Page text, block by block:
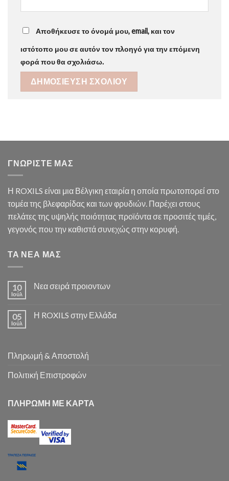
Αποθήκευσε το όνομά μου, email, και τον
ιστότοπο μου σε αυτόν τον πλοηγό για την επόμενη
φορά που θα σχολιάσω.
ΓΝΩΡΙΣΤΕ ΜΑΣ
Η ROXILS είναι μια Βέλγικη εταιρία η οποία πρωτοπορεί στο
τομέα της βλεφαρίδας και των φρυδιών. Παρέχει στους
πελάτες της υψηλής ποιότητας προϊόντα σε προσιτές τιμές,
γεγονός που την καθιστά συνεχώς στην κορυφή.
ΤΑ ΝΕΑ ΜΑΣ
10
Ιούλ
Νεα σειρά προιοντων
05
Ιούλ
Η ROXILS στην Ελλάδα
Πληρωμή & Αποστολή
Πολιτική Επιστροφών
ΠΛΗΡΩΜΗ ΜΕ ΚΑΡΤΑ